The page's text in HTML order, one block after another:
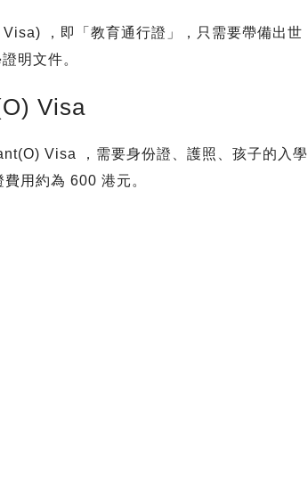
，即「教育通行證」，只需要帶備出世
明文件。
Visa
Visa ，需要身份證、護照、孩子的入學
用約為 600 港元。